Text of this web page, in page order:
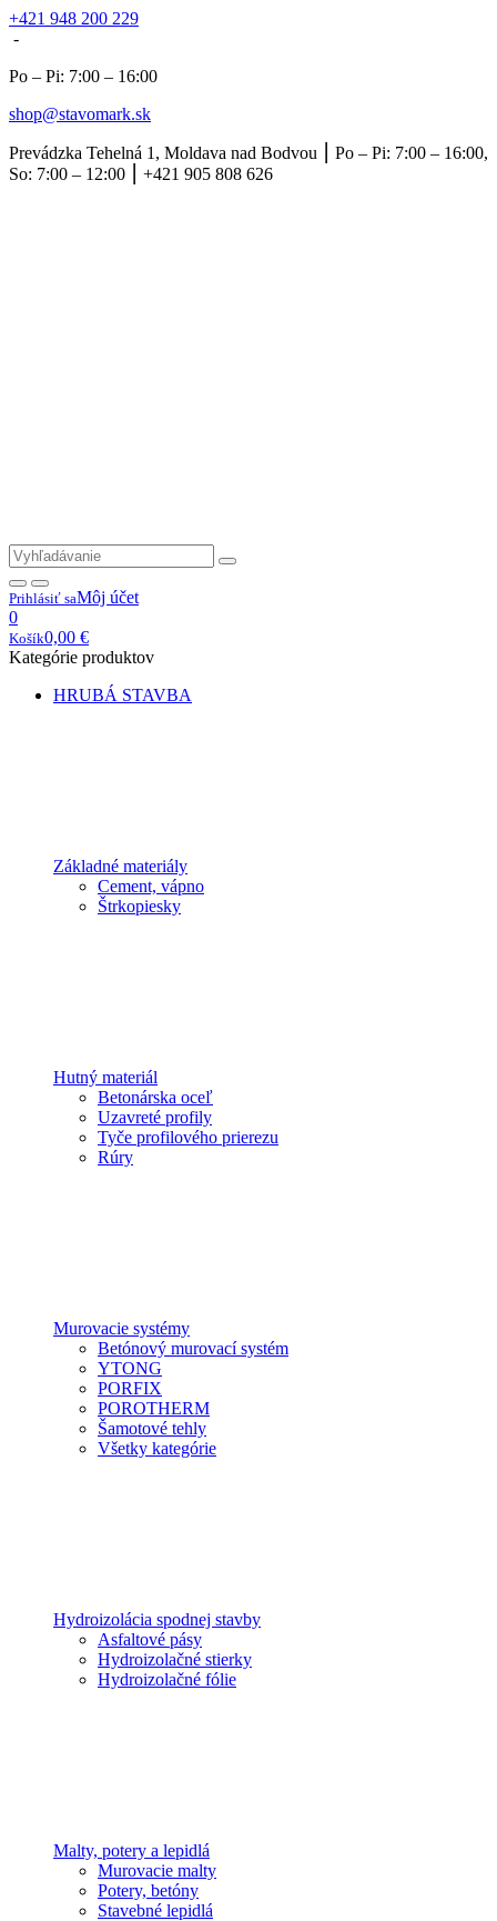
+421 948 200 229
-
Po – Pi: 7:00 – 16:00
shop@stavomark.sk
Prevádzka Tehelná 1, Moldava nad Bodvou ⎮ Po – Pi: 7:00 – 16:00,
So: 7:00 – 12:00 ⎮ +421 905 808 626
Prihlásiť saMôj účet
0
Košík0,00 €
Kategórie produktov
HRUBÁ STAVBA
Základné materiály
Cement, vápno
Štrkopiesky
Hutný materiál
Betonárska oceľ
Uzavreté profily
Tyče profilového prierezu
Rúry
Murovacie systémy
Betónový murovací systém
YTONG
PORFIX
POROTHERM
Šamotové tehly
Všetky kategórie
Hydroizolácia spodnej stavby
Asfaltové pásy
Hydroizolačné stierky
Hydroizolačné fólie
Malty, potery a lepidlá
Murovacie malty
Potery, betóny
Stavebné lepidlá